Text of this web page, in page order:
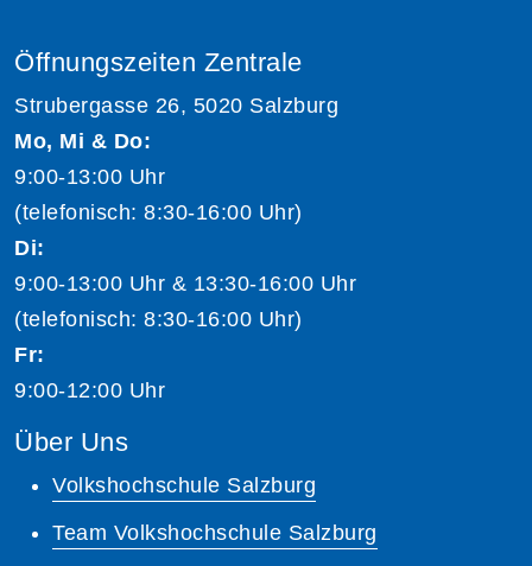
Öffnungszeiten Zentrale
Strubergasse 26, 5020 Salzburg
Mo, Mi & Do:
9:00-13:00 Uhr
(telefonisch: 8:30-16:00 Uhr)
Di:
9:00-13:00 Uhr & 13:30-16:00 Uhr
(telefonisch: 8:30-16:00 Uhr)
Fr:
9:00-12:00 Uhr
Über Uns
Volkshochschule Salzburg
Team Volkshochschule Salzburg